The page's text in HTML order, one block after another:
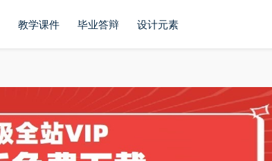
教学课件 毕业答辩 设计元素